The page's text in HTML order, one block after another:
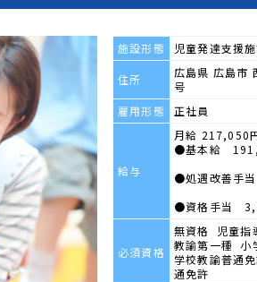
施設形態 児童発達支援
住所
広島県 広島市
号
雇用形態
正社員
給与
月給 217,050
●基本給
●処遇改善手
●資格手当
必須資格
無資格 児童指
教諭第一種 小
学校教諭普通
通免許